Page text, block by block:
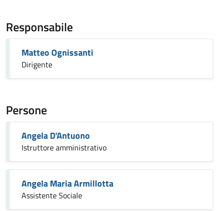
Responsabile
Matteo Ognissanti
Dirigente
Persone
Angela D'Antuono
Istruttore amministrativo
Angela Maria Armillotta
Assistente Sociale